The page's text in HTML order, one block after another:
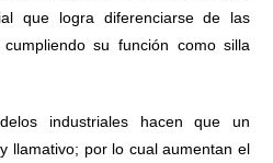
que logra diferenciarse de las
su función como silla
industriales hacen que un
llamativo; por lo cual aumentan el